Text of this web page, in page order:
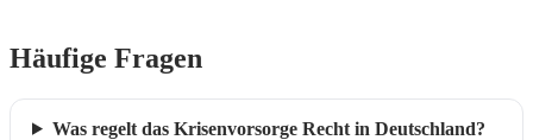
Häufige Fragen
Was regelt das Krisenvorsorge Recht in Deutschland?